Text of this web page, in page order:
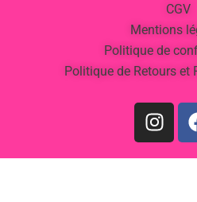
CGV
Mentions
Politique de
Politique de Retours et